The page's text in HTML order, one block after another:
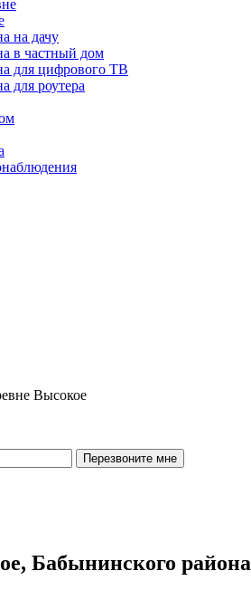
на дачу
в частный дом
для цифрового ТВ
для роутера
Высокое
Перезвоните мне
Бабынинского района